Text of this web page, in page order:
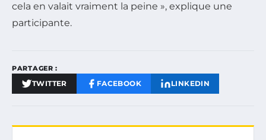
cela en valait vraiment la peine », explique une
participante.
PARTAGER :
TWITTER FACEBOOK LINKEDIN